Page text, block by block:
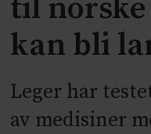
til
kan bli
Leger har
av medisiner